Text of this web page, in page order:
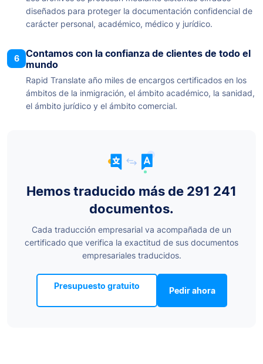
diseñados para proteger la documentación confidencial de
carácter personal, académico, médico y jurídico.
6
Contamos con la confianza de clientes de todo el
mundo
Rapid Translate año miles de encargos certificados en los
ámbitos de la inmigración, el ámbito académico, la sanidad,
el ámbito jurídico y el ámbito comercial.
Hemos traducido más de 291 241
documentos.
Cada traducción empresarial va acompañada de un
certificado que verifica la exactitud de sus documentos
empresariales traducidos.
Presupuesto gratuito Pedir ahora